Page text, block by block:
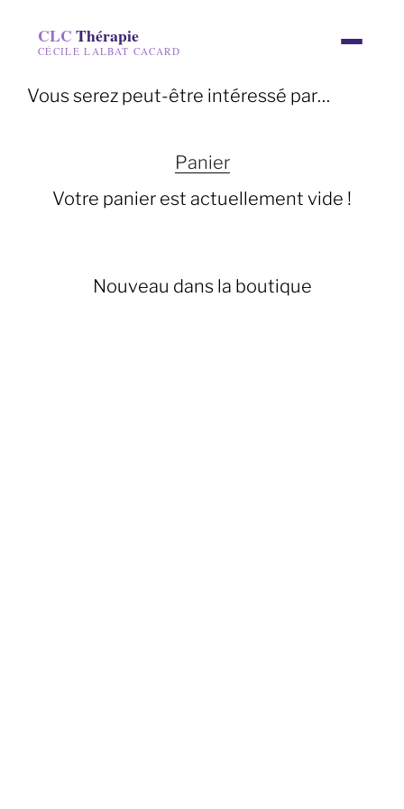
CLCThérapie
CÉCILE LALBAT CACARD
Vous serez peut-être intéressé par…
Panier
Votre panier est actuellement vide !
Nouveau dans la boutique